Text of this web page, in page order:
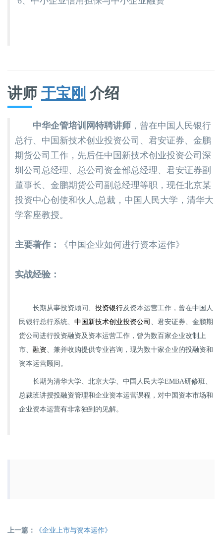
讲师 于宝刚 介绍
中华企管培训网特聘讲师 ，曾在中国人民银行
总行、中国新技术创业投资公司、君安证券、金鹏
期货公司工作，先后任中国新技术创业投资公司深
圳公司总经理、总公司资金部总经理、君安证券副
董事长、金鹏期货公司副总经理等职，现任北京某
投资中心创使和伙人,总裁，中国人民大学，清华大
学客座教授。
主要著作： 《中国企业如何进行资本运作》
实战经验：
长期从事投资顾问、 投资银行及资本运营工作，曾在中国人
民银行总行系统、 中国新技术创业投资公司 、君安证券、金鹏期
货公司进行投资融资及资本运营工作，曾为数百家企业改制上
市、 融资、兼并收购提供专业咨询，现为数十家企业的投融资和
资本运营顾问。
长期为清华大学、北京大学、中国人民大学EMBA研修班、
总裁班讲授投融资管理和企业资本运营课程，对中国资本市场和
企业资本运营有非常独到的见解。
上一篇：
《企业上市与资本运作》